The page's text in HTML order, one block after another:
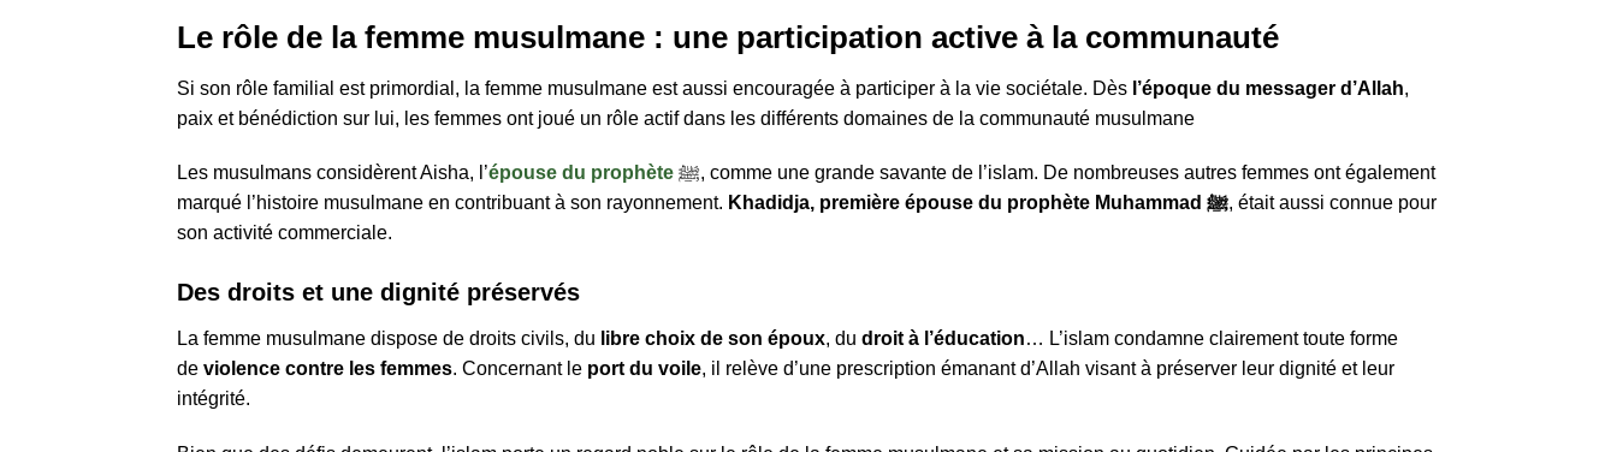
Le rôle de la femme musulmane : une participation active à la communauté
Si son rôle familial est primordial, la femme musulmane est aussi encouragée à participer à la vie sociétale. Dès l’époque du messager d’Allah,
paix et bénédiction sur lui, les femmes ont joué un rôle actif dans les différents domaines de la communauté musulmane
Les musulmans considèrent Aisha, l’épouse du prophète
marqué l’histoire musulmane en contribuant à son rayonnement.
Khadidja, première épouse du prophète Muhammad ﷺ, était aussi connue pour
son activité commerciale.
Des droits et une dignité préservés
La femme musulmane dispose de droits civils, du libre choix de son époux, du droit à l’éducation… L’islam condamne clairement toute forme
de violence contre les femmes. Concernant le port du voile, il relève d’une prescription émanant d’Allah visant à préserver leur dignité et leur
intégrité.